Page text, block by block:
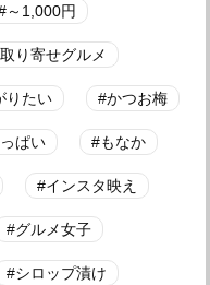
～1,000円
り寄せグルメ
りたい かつお梅
ぱい もなか
インスタ映え
グルメ女子
シロップ漬け